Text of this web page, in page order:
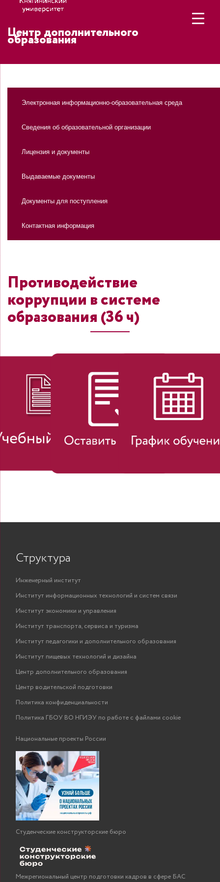
Центр дополнительного
образования
Электронная информационно-образовательная среда
Сведения об образовательной организации
Лицензия и документы
Выдаваемые документы
Документы для поступления
Контактная информация
Противодействие
коррупции в системе
образования (36 ч)
Структура
Инженерный институт
Институт информационных технологий и систем связи
Институт экономики и управления
Институт транспорта, сервиса и туризма
Институт педагогики и дополнительного образования
Институт пищевых технологий и дизайна
Центр дополнительного образования
Центр водительской подготовки
Политика конфиденциальности
Политика ГБОУ ВО НГИЭУ по работе с файлами cookie
Национальные проекты России
Студенческие конструкторские бюро
Межрегиональный центр подготовки кадров в сфере БАС